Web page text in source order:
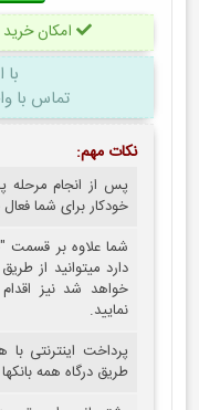
امکان
تماس با واحد
نکات مهم:
پس از انجام مرحله
خودکار برای شما
شما علاوه بر قسمت
دارد میتوانید از
خواهد شد نیز
نمایید.
پرداخت اینترنتی
طریق درگاه همه